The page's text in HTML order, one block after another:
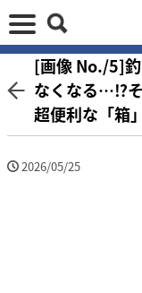
[画像 No./5]
なくなる…⁉
超便利な「箱
2026/05/25